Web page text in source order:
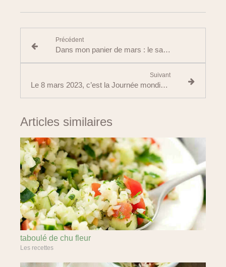
Précédent
Dans mon panier de mars : le sarrasin
Suivant
Le 8 mars 2023, c’est la Journée mondiale des diététiciens nutritionnistes !
Articles similaires
taboulé de chu fleur
Les recettes